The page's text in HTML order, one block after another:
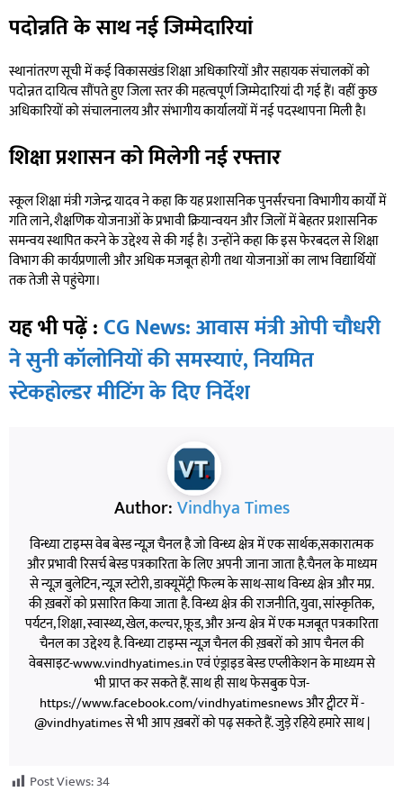
पदोन्नति के साथ नई जिम्मेदारियां
स्थानांतरण सूची में कई विकासखंड शिक्षा अधिकारियों और सहायक संचालकों को
पदोन्नत दायित्व सौंपते हुए जिला स्तर की महत्वपूर्ण जिम्मेदारियां दी गई हैं। वहीं कुछ
अधिकारियों को संचालनालय और संभागीय कार्यालयों में नई पदस्थापना मिली है।
शिक्षा प्रशासन को मिलेगी नई रफ्तार
स्कूल शिक्षा मंत्री गजेन्द्र यादव ने कहा कि यह प्रशासनिक पुनर्संरचना विभागीय कार्यों में
गति लाने, शैक्षणिक योजनाओं के प्रभावी क्रियान्वयन और जिलों में बेहतर प्रशासनिक
समन्वय स्थापित करने के उद्देश्य से की गई है। उन्होंने कहा कि इस फेरबदल से शिक्षा
विभाग की कार्यप्रणाली और अधिक मजबूत होगी तथा योजनाओं का लाभ विद्यार्थियों
तक तेजी से पहुंचेगा।
यह भी पढ़ें : CG News: आवास मंत्री ओपी चौधरी
ने सुनी कॉलोनियों की समस्याएं, नियमित
स्टेकहोल्डर मीटिंग के दिए निर्देश
Author:Vindhya Times
विन्ध्या टाइम्स वेब बेस्ड न्यूज़ चैनल है जो विन्ध्य क्षेत्र में एक सार्थक,सकारात्मक
और प्रभावी रिसर्च बेस्ड पत्रकारिता के लिए अपनी जाना जाता है.चैनल के माध्यम
से न्यूज़ बुलेटिन, न्यूज़ स्टोरी, डाक्यूमेंट्री फिल्म के साथ-साथ विन्ध्य क्षेत्र और मप्र.
की ख़बरों को प्रसारित किया जाता है. विन्ध्य क्षेत्र की राजनीति, युवा, सांस्कृतिक,
पर्यटन, शिक्षा, स्वास्थ्य, खेल, कल्चर, फ़ूड, और अन्य क्षेत्र में एक मजबूत पत्रकारिता
चैनल का उद्देश्य है. विन्ध्या टाइम्स न्यूज़ चैनल की ख़बरों को आप चैनल की
वेबसाइट-www.vindhyatimes.in एवं एंड्राइड बेस्ड एप्लीकेशन के माध्यम से
भी प्राप्त कर सकते हैं. साथ ही साथ फेसबुक पेज-
https://www.facebook.com/vindhyatimesnews और ट्वीटर में -
@vindhyatimes से भी आप ख़बरों को पढ़ सकते हैं. जुड़े रहिये हमारे साथ |
Post Views:34